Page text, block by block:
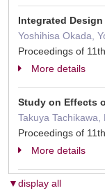
Integrated
Yoshihisa Okada,
Proceedings of
More details
Study on Effects
Takuya
Proceedings of
More details
▼display all